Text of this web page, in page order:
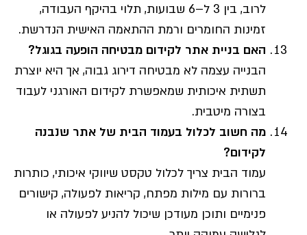
לרוב, בין 3 ל–6 שבועות, תלוי בהיקף העבודה,
זמינות החומרים ורמת ההתאמה האישית הנדרשת.
האם בניית אתר לקידום מבטיחה הופעה בגוגל?
הבנייה עצמה לא מבטיחה דירוג גבוה, אך היא יוצרת
תשתית איכותית שמאפשרת לקידום האורגני לעבוד
בצורה מיטבית.
מה חשוב לכלול בעמוד הבית של אתר שנבנה
לקידום?
עמוד הבית צריך לכלול טקסט שיווקי איכותי, כותרות
ברורות עם מילות מפתח, קריאות לפעולה, קישורים
פנימיים ותוכן מעודכן שיכול להניע לפעולה או